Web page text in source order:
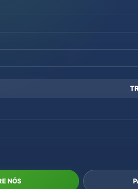
NÓS